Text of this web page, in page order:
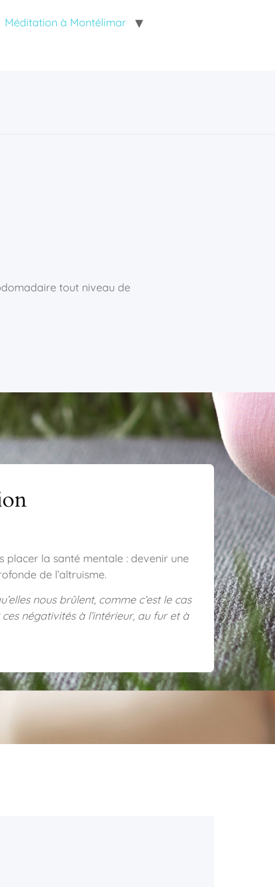
Méditation à Montélimar
tout niveau de
placer la santé mentale : devenir une
de l’altruisme.
nous brûlent, comme c’est le cas
négativités à l’intérieur, au fur et à